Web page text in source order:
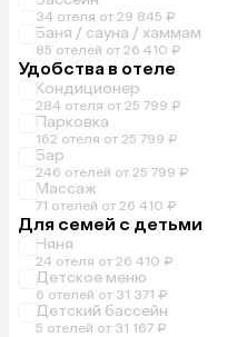
34 отеля от 29 845 ₽
Баня / сауна / хаммам
85 отелей от 26 410 ₽
Удобства в отеле
Кондиционер
284 отеля от 25 799 ₽
Парковка
162 отеля от 25 799 ₽
Бар
246 отелей от 25 799 ₽
Массаж
71 отелей от 26 410 ₽
Для семей с детьми
Няня
24 отеля от 26 410 ₽
Детское меню
6 отелей от 31 371 ₽
Детский бассейн
5 отелей от 31 167 ₽